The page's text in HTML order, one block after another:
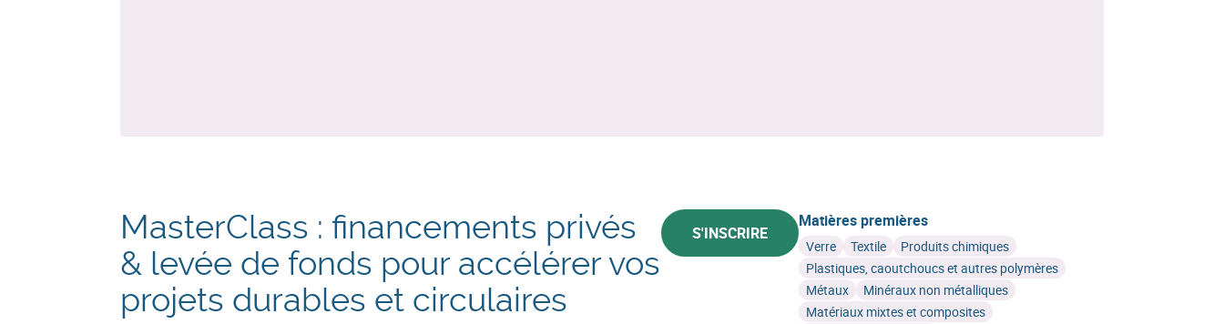
MasterClass : financements privés
& levée de fonds pour accélérer vos
projets durables et circulaires
S'INSCRIRE
Matières premières
Verre Textile
Produits chimiques
Plastiques, caoutchoucs et autres polymères
Métaux
Minéraux non métalliques
Matériaux mixtes et composites